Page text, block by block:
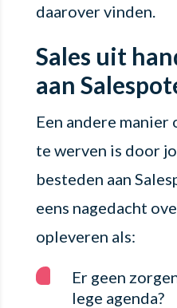
daarover vinden.
Sales uit
aan
Een andere
te werven is door
besteden aan
eens nagedacht
opleveren als:
Er geen
lege agenda?